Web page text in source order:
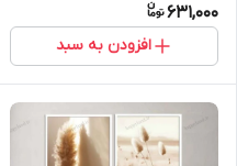
631,000
افزودن به سبد